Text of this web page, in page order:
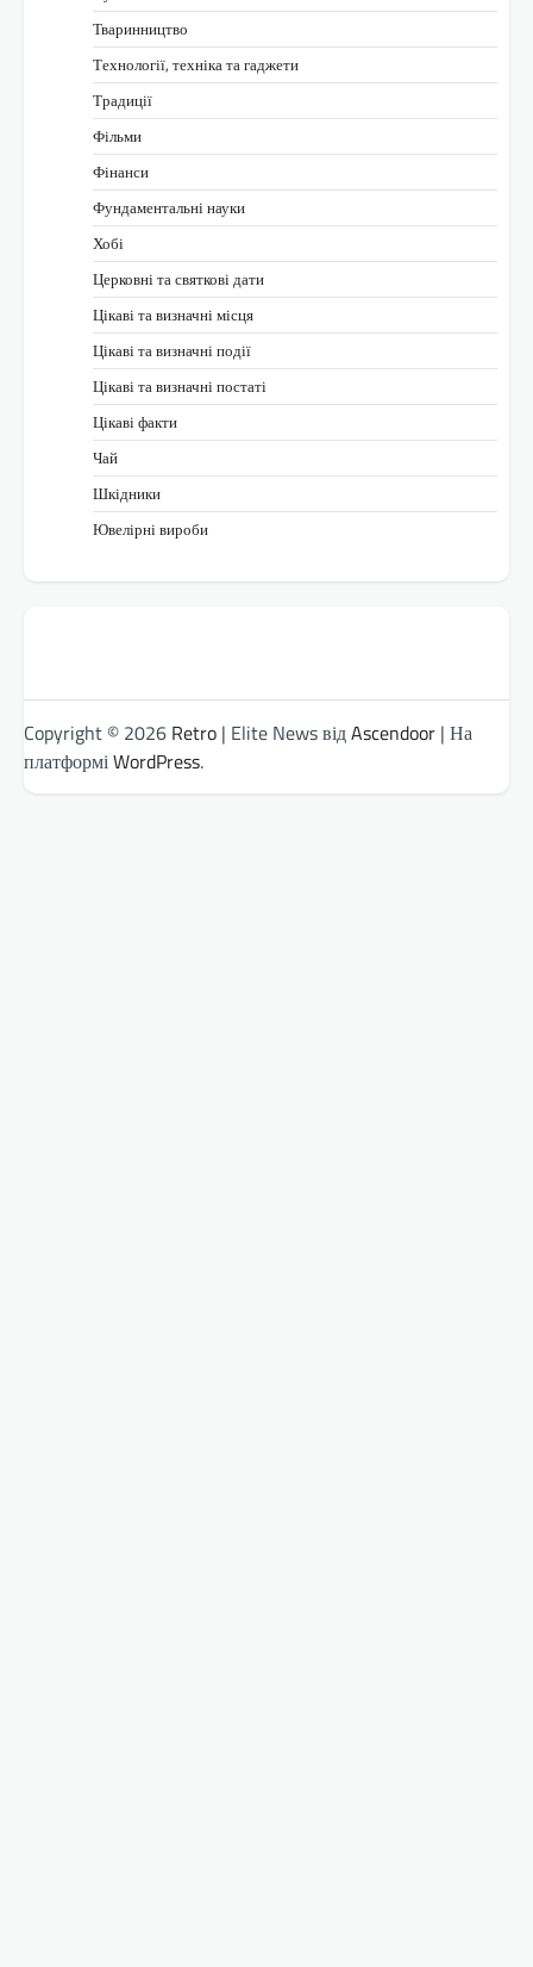
Тваринництво
Технології, техніка та гаджети
Традиції
Фільми
Фінанси
Фундаментальні науки
Хобі
Церковні та святкові дати
Цікаві та визначні місця
Цікаві та визначні події
Цікаві та визначні постаті
Цікаві факти
Чай
Шкідники
Ювелірні вироби
Copyright © 2026 Retro | Elite News відAscendoor | На
платформіWordPress.